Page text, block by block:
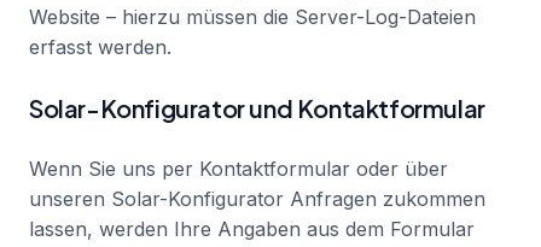
Website – hierzu müssen die Server-Log-Dateien
erfasst werden.
Solar-Konfigurator und Kontaktformular
Wenn Sie uns per Kontaktformular oder über
unseren Solar-Konfigurator Anfragen zukommen
lassen, werden Ihre Angaben aus dem Formular